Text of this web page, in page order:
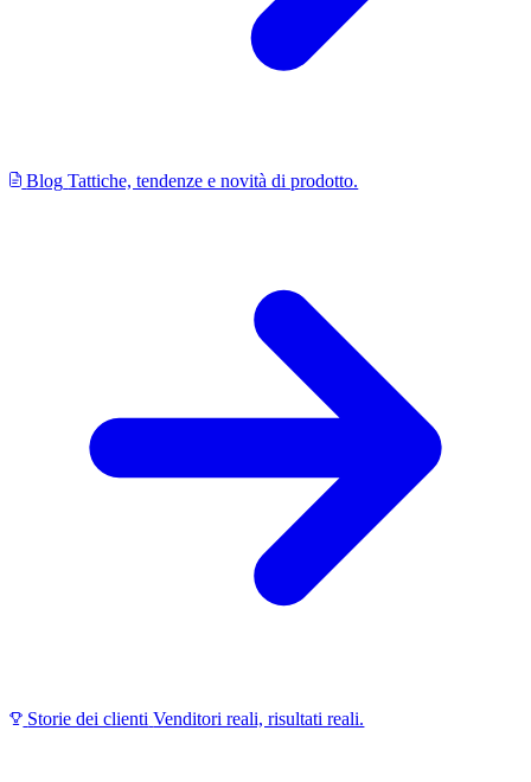
Blog Tattiche, tendenze e novità di prodotto.
Storie dei clienti Venditori reali, risultati reali.